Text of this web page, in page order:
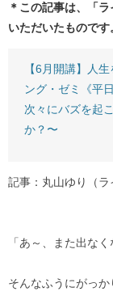
＊この記事は、「
いただいたものです
【6月開講】人
ング・ゼミ《平
次々にバズを起
か？〜
記事：丸山ゆり（ラ
「あ～、また出な
そんなふうにがっか